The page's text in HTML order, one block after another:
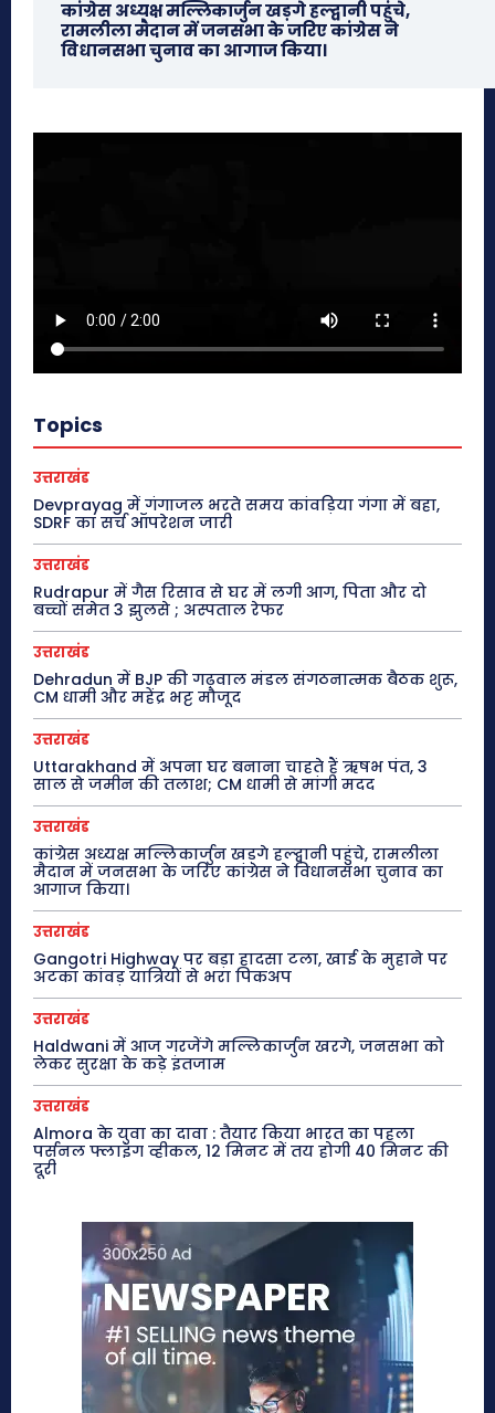
कांग्रेस अध्यक्ष मल्लिकार्जुन खड़गे हल्द्वानी पहुंचे,
रामलीला मैदान में जनसभा के जरिए कांग्रेस ने
विधानसभा चुनाव का आगाज किया।
Topics
उत्तराखंड
Devprayag में गंगाजल भरते समय कांवड़िया गंगा में बहा,
SDRF का सर्च ऑपरेशन जारी
उत्तराखंड
Rudrapur में गैस रिसाव से घर में लगी आग, पिता और दो
बच्चों समेत 3 झुलसे ; अस्पताल रेफर
उत्तराखंड
Dehradun में BJP की गढ़वाल मंडल संगठनात्मक बैठक शुरू,
CM धामी और महेंद्र भट्ट मौजूद
उत्तराखंड
Uttarakhand में अपना घर बनाना चाहते हैं ऋषभ पंत, 3
साल से जमीन की तलाश; CM धामी से मांगी मदद
उत्तराखंड
कांग्रेस अध्यक्ष मल्लिकार्जुन खड़गे हल्द्वानी पहुंचे, रामलीला
मैदान में जनसभा के जरिए कांग्रेस ने विधानसभा चुनाव का
आगाज किया।
उत्तराखंड
Gangotri Highway पर बड़ा हादसा टला, खाई के मुहाने पर
अटका कांवड़ यात्रियों से भरा पिकअप
उत्तराखंड
Haldwani में आज गरजेंगे मल्लिकार्जुन खरगे, जनसभा को
लेकर सुरक्षा के कड़े इंतजाम
उत्तराखंड
Almora के युवा का दावा : तैयार किया भारत का पहला
पर्सनल फ्लाइंग व्हीकल, 12 मिनट में तय होगी 40 मिनट की
दूरी